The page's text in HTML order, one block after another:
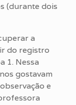
(durante dois
a
do registro
1. Nessa
gostavam
e